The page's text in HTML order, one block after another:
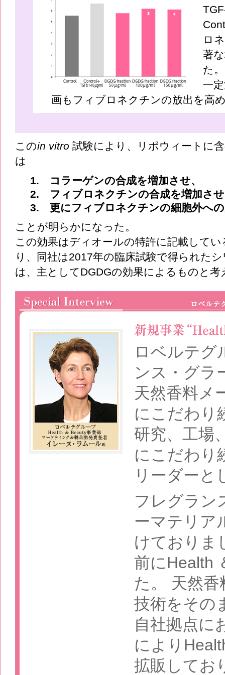
ロ
著
た。
一
画もフィブロネクチンの放出を高
このin vitro 試験により、リポウィートに
は
1. コラーゲンの合成を増加させ、
2. フィブロネクチンの合成を増加さ
3. 更にフィブロネクチンの細胞外へ
ことが明らかになった。
この効果はディオールの特許に記載して
り、同社は2017年の臨床試験で得られた
は、主としてDGDGの効果によるものと考
ロベルテグ
ンス・グラ
天然香料メ
にこだわり
研究、工場
にこだわり
リーダーと
フレグラン
ーマテリア
けておりま
前にHealth
た。 天然
技術をその
自社拠点に
により
拡販してお